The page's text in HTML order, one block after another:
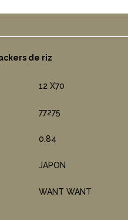
de riz
12 X70
77275
0.84
JAPON
WANT WANT